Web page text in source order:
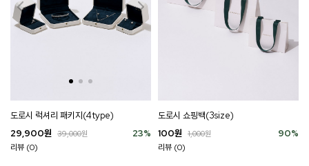
도로시 럭셔리 패키지(4type)
23%
29,900원 39,000원
리뷰 (0)
도로시 쇼핑백(3size)
90%
100원 1,000원
리뷰 (0)